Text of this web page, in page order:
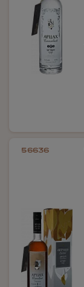
56636